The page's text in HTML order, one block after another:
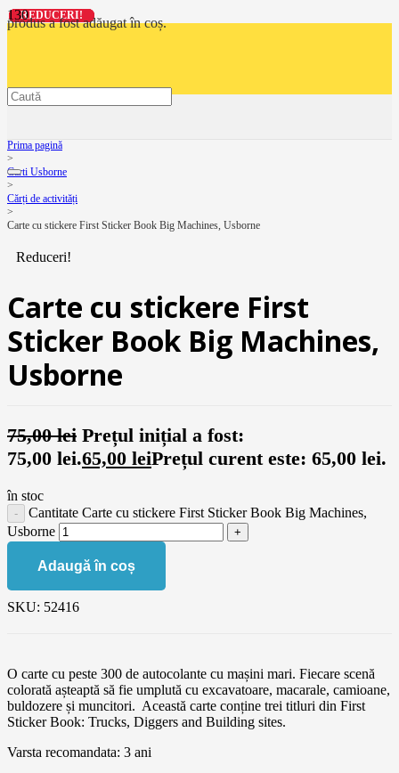
produsa fost adăugat în coș.
Prima pagină
>
Carti Usborne
>
Cărți de activități
>
Carte cu stickere First Sticker Book Big Machines, Usborne
Reduceri!
Carte cu stickere First
Sticker Book Big Machines,
Usborne
75,00lei Prețul inițial a fost:
75,00 lei.65,00 leiPrețul curent este: 65,00 lei.
în stoc
Cantitate Carte cu stickere First Sticker Book Big Machines,
Usborne
Adaugă în coș
SKU: 52416
O carte cu peste 300 de autocolante cu mașini mari. Fiecare scenă
colorată așteaptă să fie umplută cu excavatoare, macarale, camioane,
buldozere și muncitori. Această carte conține trei titluri din First
Sticker Book: Trucks, Diggers and Building sites.
Varsta recomandata: 3 ani
REDUCERI!
REDUCERI!
REDUCERI!
REDUCERI!